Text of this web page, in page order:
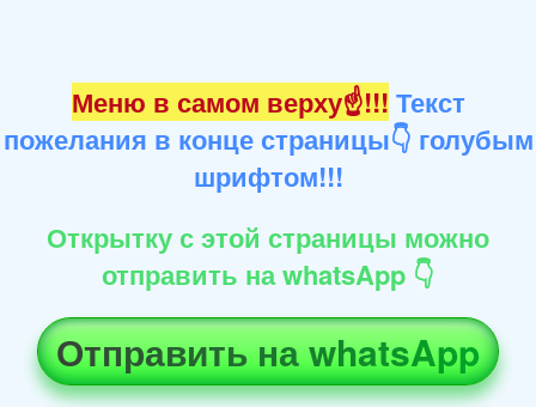
Меню в самом верху☝!!! Текст
пожелания в конце страницы👇 голубым
шрифтом!!!
Открытку с этой страницы можно
отправить на whatsApp 👇
Отправить на whatsApp